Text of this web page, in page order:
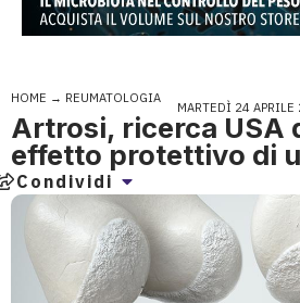
HOME → REUMATOLOGIA
MARTEDÌ 24 APRILE
Artrosi, ricerca USA
effetto protettivo di
Condividi